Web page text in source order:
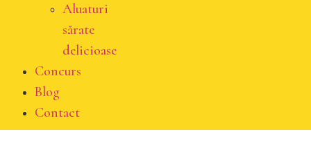
Aluaturi
sărate
delicioase
Concurs
Blog
Contact